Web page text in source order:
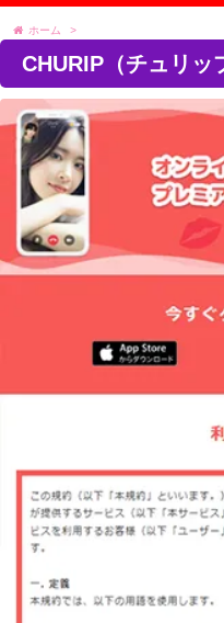
ホーム >
CHURIP（チュリッ